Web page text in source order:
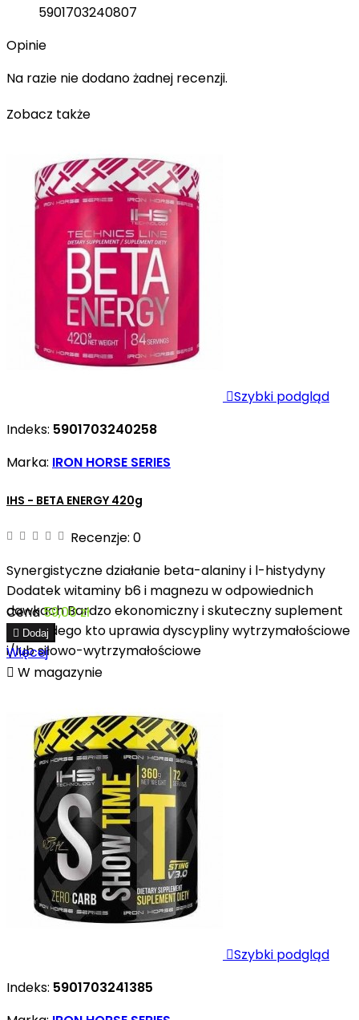
5901703240807
Opinie
Na razie nie dodano żadnej recenzji.
Zobacz także
Szybki podgląd
Indeks: 5901703240258
Marka: IRON HORSE SERIES
IHS - BETA ENERGY 420g
Recenzje: 0
Synergistyczne działanie beta-alaniny i l-histydyny
Dodatek witaminy b6 i magnezu w odpowiednich
dawkach Bardzo ekonomiczny i skuteczny suplement
dla każdego kto uprawia dyscypliny wytrzymałościowe
i/lub siłowo-wytrzymałościowe
Cena59,00 zł
 Dodaj
Więcej
 W magazynie
Szybki podgląd
Indeks: 5901703241385